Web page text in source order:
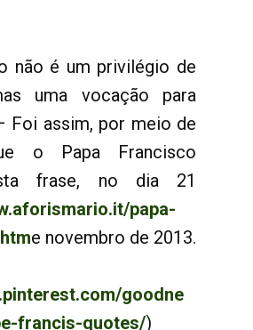
não é um privilégio de
uma vocação para
Foi assim, por meio de
o Papa Francisco
frase, no dia 21
papa-
e novembro de 2013.
goodne
francis-quotes/)